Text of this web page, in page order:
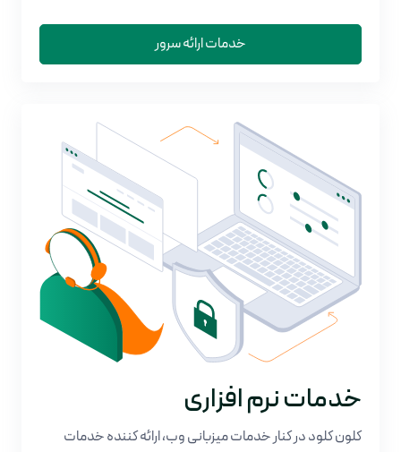
خدمات ارائه سرور
خدمات نرم افزاری
کلون کلود در کنار خدمات میزبانی وب، ارائه کننده خدمات